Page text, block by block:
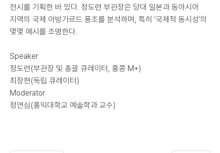
전시를 기획한 바 있다. 정도련 부관장은 당대 일본과 동아시아
지역의 국제 아방가르드 풍조를 분석하며, 특히 ‘국제적 동시성’의
몇몇 예시를 조명한다.
Speaker
정도련(부관장 및 총괄 큐레이터, 홍콩 M+)
최장현(독립 큐레이터)
Moderator
정연심(홍익대학교 예술학과 교수)